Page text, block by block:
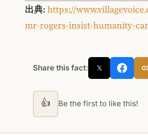
出典: https://
mr-rogers-insist-humanity-
Share this fact: 𝕏
👍 Be the first to like this!